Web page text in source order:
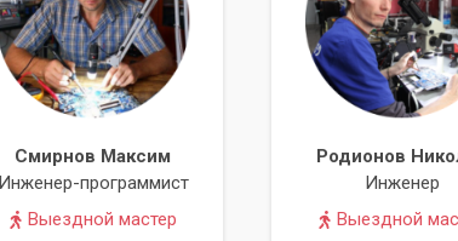
Смирнов Максим
Инженер-программист
Выездной мастер
Родионов
Инженер
Выездной